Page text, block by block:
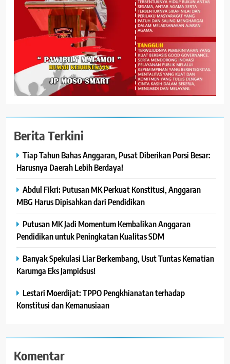
Berita Terkini
Tiap Tahun Bahas Anggaran, Pusat Diberikan Porsi Besar:
Harusnya Daerah Lebih Berdaya!
Abdul Fikri: Putusan MK Perkuat Konstitusi, Anggaran
MBG Harus Dipisahkan dari Pendidikan
Putusan MK Jadi Momentum Kembalikan Anggaran
Pendidikan untuk Peningkatan Kualitas SDM
Banyak Spekulasi Liar Berkembang, Usut Tuntas Kematian
Karumga Eks Jampidsus!
Lestari Moerdijat: TPPO Pengkhianatan terhadap
Konstitusi dan Kemanusiaan
Komentar